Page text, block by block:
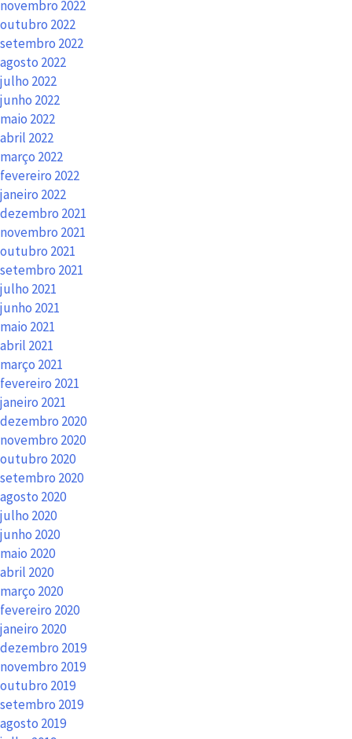
novembro 2022
outubro 2022
setembro 2022
agosto 2022
julho 2022
junho 2022
maio 2022
abril 2022
março 2022
fevereiro 2022
janeiro 2022
dezembro 2021
novembro 2021
outubro 2021
setembro 2021
julho 2021
junho 2021
maio 2021
abril 2021
março 2021
fevereiro 2021
janeiro 2021
dezembro 2020
novembro 2020
outubro 2020
setembro 2020
agosto 2020
julho 2020
junho 2020
maio 2020
abril 2020
março 2020
fevereiro 2020
janeiro 2020
dezembro 2019
novembro 2019
outubro 2019
setembro 2019
agosto 2019